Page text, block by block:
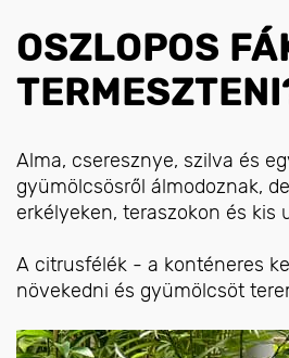
OSZLOPOS
Alma, cseresznye, szilva és
gyümölcsösről álmodoznak,
erkélyeken, teraszokon és kis
A citrusfélék - a konténeres
növekedni és gyümölcsöt